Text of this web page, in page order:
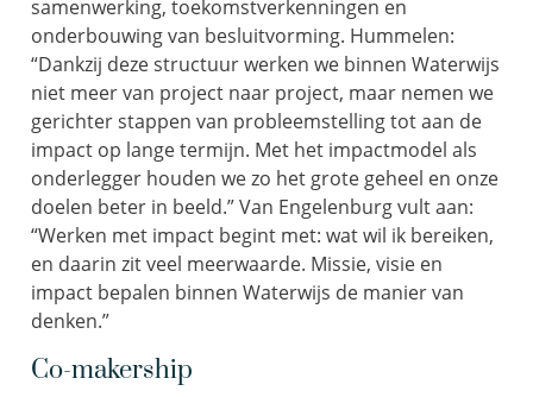
samenwerking, toekomstverkenningen en
onderbouwing van besluitvorming. Hummelen:
“Dankzij deze structuur werken we binnen Waterwijs
niet meer van project naar project, maar nemen we
gerichter stappen van probleemstelling tot aan de
impact op lange termijn. Met het impactmodel als
onderlegger houden we zo het grote geheel en onze
doelen beter in beeld.”Van Engelenburg vult aan:
“Werken met impact begint met: wat wil ik bereiken,
en daarin zit veel meerwaarde. Missie, visie en
impact bepalen binnen Waterwijs de manier van
denken.”
Co-makership